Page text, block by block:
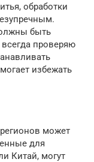
обработки
быть
проверяю
избежать
может
для
Китай, могут